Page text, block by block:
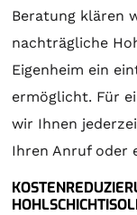
Beratung klären
nachträgliche
Eigenheim ein
ermöglicht. Für
wir Ihnen
Ihren Anruf oder